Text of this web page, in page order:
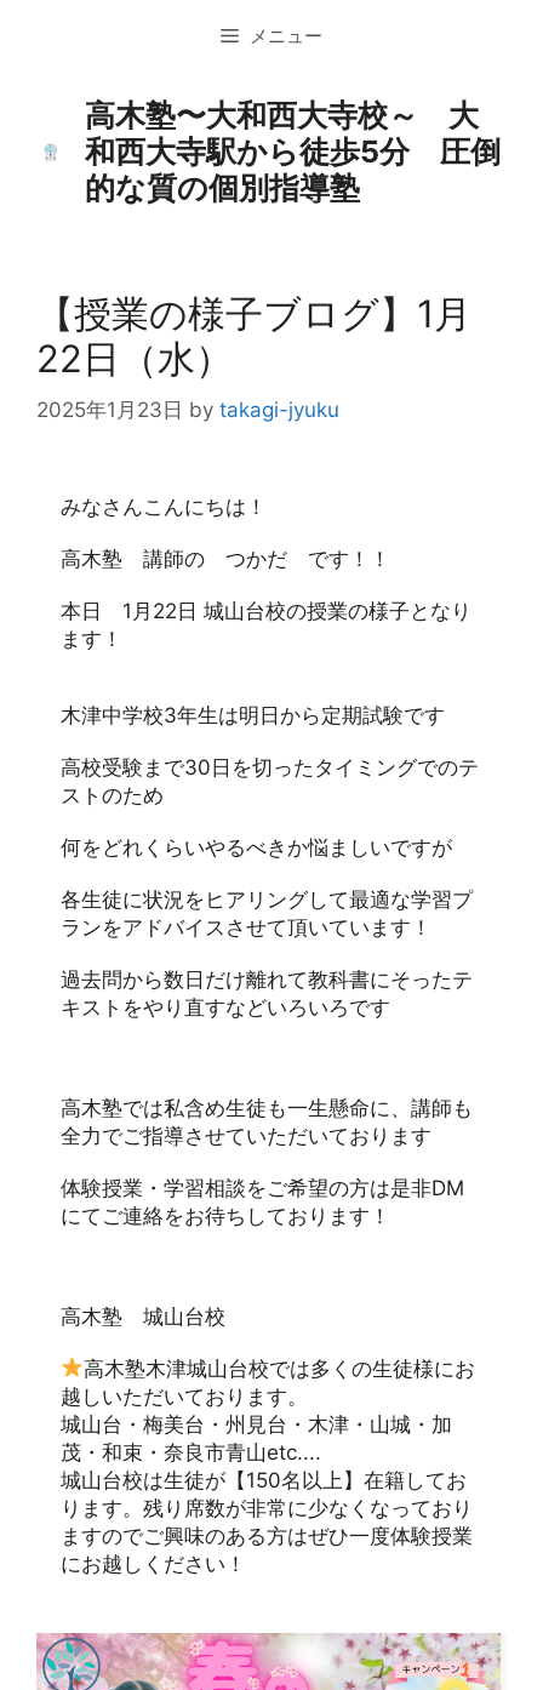
メニュー
高木塾〜大和西大寺校～ 大
和西大寺駅から徒歩5分 圧倒
的な質の個別指導塾
【授業の様子ブログ】1月
22日（水）
2025年1月23日 by takagi-jyuku
みなさんこんにちは！
高木塾　講師の　つかだ　です！！
本日　1月22日 城山台校の授業の様子となり
ます！
木津中学校3年生は明日から定期試験です
高校受験まで30日を切ったタイミングでのテ
ストのため
何をどれくらいやるべきか悩ましいですが
各生徒に状況をヒアリングして最適な学習プ
ランをアドバイスさせて頂いています！
過去問から数日だけ離れて教科書にそったテ
キストをやり直すなどいろいろです
高木塾では私含め生徒も一生懸命に、講師も
全力でご指導させていただいております
体験授業・学習相談をご希望の方は是非DM
にてご連絡をお待ちしております！
高木塾　城山台校
高木塾木津城山台校では多くの生徒様にお
越しいただいております。
城山台・梅美台・州見台・木津・山城・加
茂・和束・奈良市青山etc....
城山台校は生徒が【150名以上】在籍してお
ります。残り席数が非常に少なくなっており
ますのでご興味のある方はぜひ一度体験授業
にお越しください！